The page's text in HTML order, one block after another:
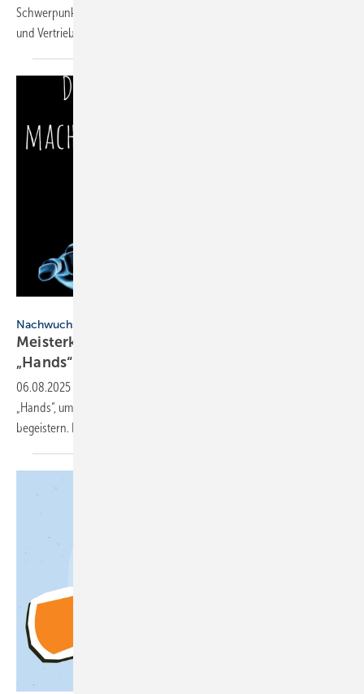
Schwerpunkte Digitalisierung, Fachkräftesicherung sowie Marketing
und Vertrieb Speaker mit
Nachwuchskräfte
Meisterkreis: neue Social-Media-Kam­pa­gne
„Hands“
06.08.2025
„Hands“, um junge Menschen für eine handwerkliche Ausbildung zu
begeistern. Dornbracht ist